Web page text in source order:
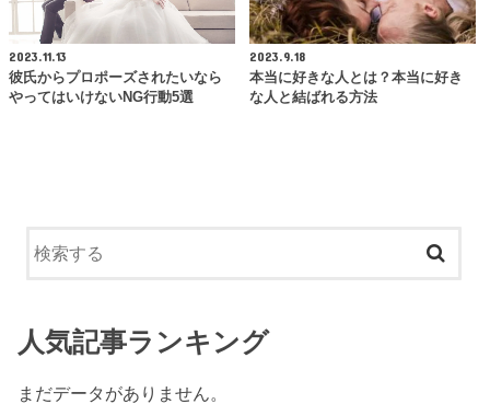
2023.11.13
彼氏からプロポーズされたいなら
やってはいけないNG行動5選
2023.9.18
本当に好きな人とは？本当に好き
な人と結ばれる方法
人気記事ランキング
まだデータがありません。